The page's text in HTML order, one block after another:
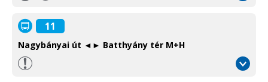
Information
11
Nagybányai út ◄► Batthyány tér M+H